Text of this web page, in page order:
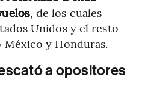
, de los cuales
Unidos y el resto
México y Honduras.
a opositores